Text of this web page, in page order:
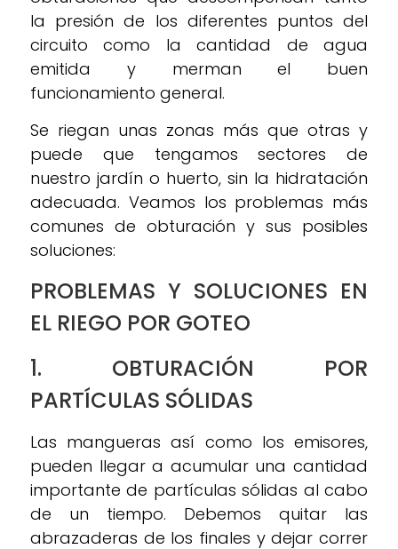
la presión de los diferentes puntos del
circuito como la cantidad de agua
emitida y merman el buen
funcionamiento general.
Se riegan unas zonas más que otras y
puede que tengamos sectores de
nuestro jardín o huerto, sin la hidratación
adecuada. Veamos los problemas más
comunes de obturación y sus posibles
soluciones:
PROBLEMAS Y SOLUCIONES EN
EL RIEGO POR GOTEO
1. OBTURACIÓN POR
PARTÍCULAS SÓLIDAS
Las mangueras así como los emisores,
pueden llegar a acumular una cantidad
importante de partículas sólidas al cabo
de un tiempo. Debemos quitar las
abrazaderas de los finales y dejar correr